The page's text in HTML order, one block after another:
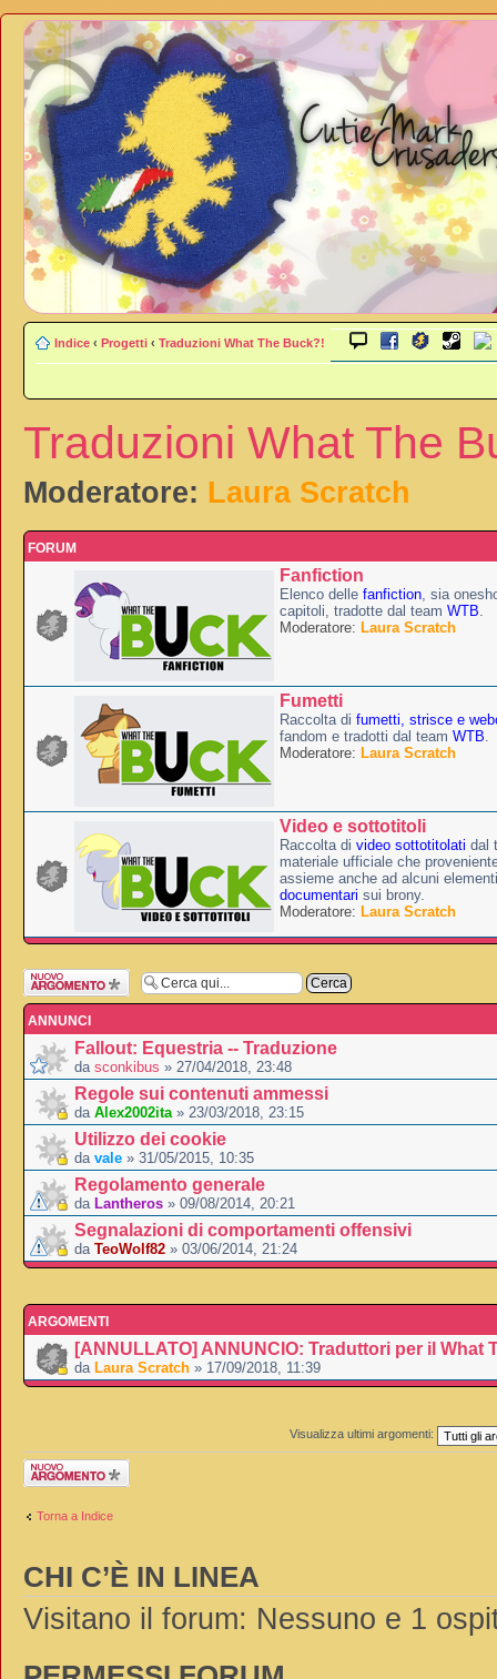
Indice ‹ Progetti ‹ Traduzioni What The Buck?!
Traduzioni What The
Moderatore: Laura Scratch
FORUM
Fanfiction
Elenco delle fanfiction , sia
capitoli, tradotte dal team WTB
Moderatore: Laura Scratch
Fumetti
Raccolta di fumetti, strisce e
fandom e tradotti dal team WTB
Moderatore: Laura Scratch
Video e sottotitoli
Raccolta di video sottotitolati dal
materiale ufficiale che
assieme anche ad alcuni
documentari sui brony.
Moderatore: Laura Scratch
Scrivi un nuovo
argomento
ANNUNCI
Fallout: Equestria -- Traduzione
da sconkibus » 27/04/2018, 23:48
Regole sui contenuti ammessi
da Alex2002ita » 23/03/2018, 23:15
Utilizzo dei cookie
da vale » 31/05/2015, 10:35
Regolamento generale
da Lantheros » 09/08/2014, 20:21
Segnalazioni di comportamenti offensivi
da TeoWolf82 » 03/06/2014, 21:24
ARGOMENTI
[ANNULLATO] ANNUNCIO: Traduttori per il What
da Laura Scratch » 17/09/2018, 11:39
Visualizza ultimi argomenti:
Scrivi un nuovo
argomento
Torna a Indice
CHI C’È IN LINEA
Visitano il forum: Nessuno e 1